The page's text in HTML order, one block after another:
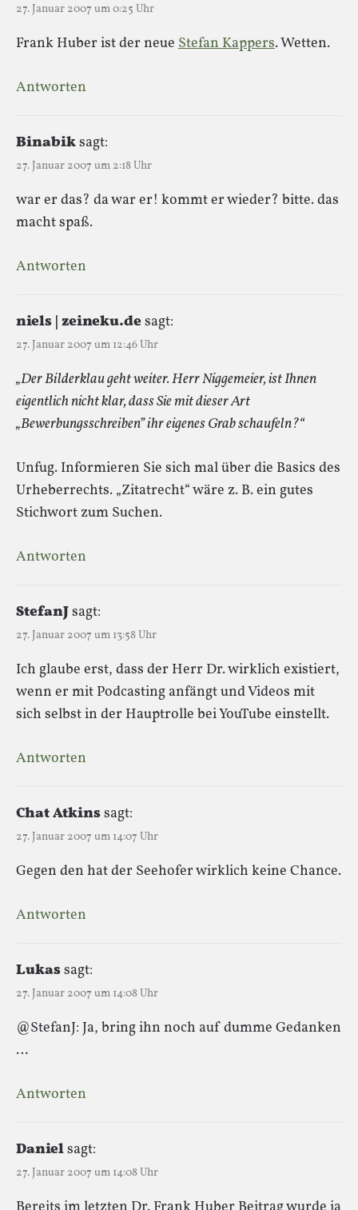
27. Januar 2007 um 0:25 Uhr
Frank Huber ist der neue Stefan Kappers. Wetten.
Antworten
Binabiksagt:
27. Januar 2007 um 2:18 Uhr
war er das? da war er! kommt er wieder? bitte. das
macht spaß.
Antworten
niels | zeineku.desagt:
27. Januar 2007 um 12:46 Uhr
„Der Bilderklau geht weiter. Herr Niggemeier, ist Ihnen
eigentlich nicht klar, dass Sie mit dieser Art
„Bewerbungsschreiben” ihr eigenes Grab schaufeln?“
Unfug. Informieren Sie sich mal über die Basics des
Urheberrechts. „Zitatrecht“ wäre z. B. ein gutes
Stichwort zum Suchen.
Antworten
StefanJsagt:
27. Januar 2007 um 13:58 Uhr
Ich glaube erst, dass der Herr Dr. wirklich existiert,
wenn er mit Podcasting anfängt und Videos mit
sich selbst in der Hauptrolle bei YouTube einstellt.
Antworten
Chat Atkinssagt:
27. Januar 2007 um 14:07 Uhr
Gegen den hat der Seehofer wirklich keine Chance.
Antworten
Lukassagt:
27. Januar 2007 um 14:08 Uhr
@StefanJ: Ja, bring ihn noch auf dumme Gedanken
…
Antworten
Danielsagt:
27. Januar 2007 um 14:08 Uhr